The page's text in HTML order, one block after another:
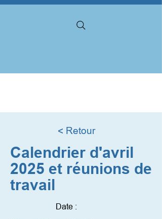
< Retour
Calendrier d'avril
2025 et réunions de
travail
Date :